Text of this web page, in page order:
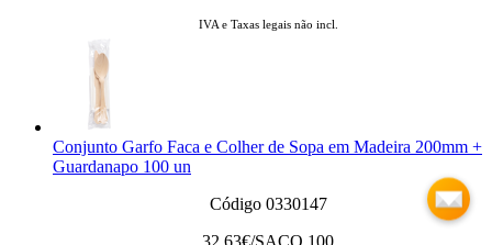
IVA e Taxas legais não incl.
Conjunto Garfo Faca e Colher de Sopa em Madeira 200mm +
Guardanapo 100 un
Código 0330147
32,63€/SACO 100